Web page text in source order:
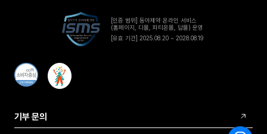
[인증 범위] 동아제약 온라인 서비스
(홈페이지, 디몰, 파티온몰, 답몰) 운영
[유효 기간] 2025.08.20 ~ 2028.08.19
기부 문의